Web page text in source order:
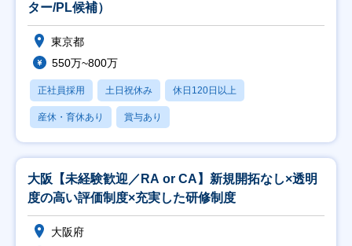
ター/PL候補）
東京都
550万~800万
正社員採用 土日祝休み 休日120日以上
産休・育休あり 賞与あり
大阪【未経験歓迎／RA or CA】新規開拓なし×透明
度の高い評価制度×充実した研修制度
大阪府